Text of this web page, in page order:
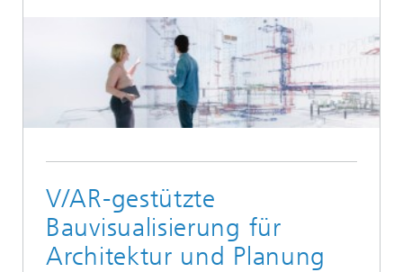
V/AR-gestützte
Bauvisualisierung für
Architektur und Planung